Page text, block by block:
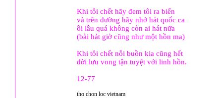
Khi tôi chết hãy đem tôi ra biển
và trên đường hãy nhớ hát quốc ca
ôi lâu quá không còn ai hát nữa
(bài hát giờ cũng như một hồn ma)
Khi tôi chết nỗi buồn kia cũng hết
đời lưu vong tận tuyệt với linh hồn.
12-77
tho chon loc vietnam